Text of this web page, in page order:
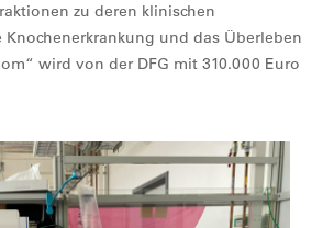
zu deren klinischen
und das Überleben
wird von der DFG mit 310.000 Euro